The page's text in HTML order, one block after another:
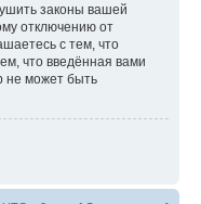
законы вашей
отключению от
с тем, что
что введённая вами
не может быть